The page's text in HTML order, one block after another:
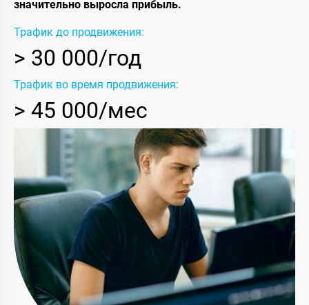
значительно выросла прибыль.
Трафик до продвижения:
> 30 000/год
Трафик во время продвижения:
> 45 000/мес